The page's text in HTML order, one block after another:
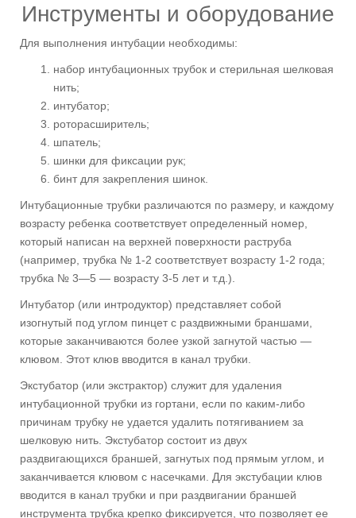
Инструменты и оборудование
Для выполнения интубации необходимы:
набор интубационных трубок и стерильная шелковая
нить;
интубатор;
роторасширитель;
шпатель;
шинки для фиксации рук;
бинт для закрепления шинок.
Интубационные трубки различаются по размеру, и каждому
возрасту ребенка соответствует определенный номер,
который написан на верхней поверхности раструба
(например, трубка № 1-2 соответствует возрасту 1-2 года;
трубка № 3—5 — возрасту 3-5 лет и т.д.).
Интубатор (или интродуктор) представляет собой
изогнутый под углом пинцет с раздвижными браншами,
которые заканчиваются более узкой загнутой частью —
клювом. Этот клюв вводится в канал трубки.
Экстубатор (или экстрактор) служит для удаления
интубационной трубки из гортани, если по каким-либо
причинам трубку не удается удалить потягиванием за
шелковую нить. Экстубатор состоит из двух
раздвигающихся браншей, загнутых под прямым углом, и
заканчивается клювом с насечками. Для экстубации клюв
вводится в канал трубки и при раздвигании браншей
инструмента трубка крепко фиксируется, что позволяет ее